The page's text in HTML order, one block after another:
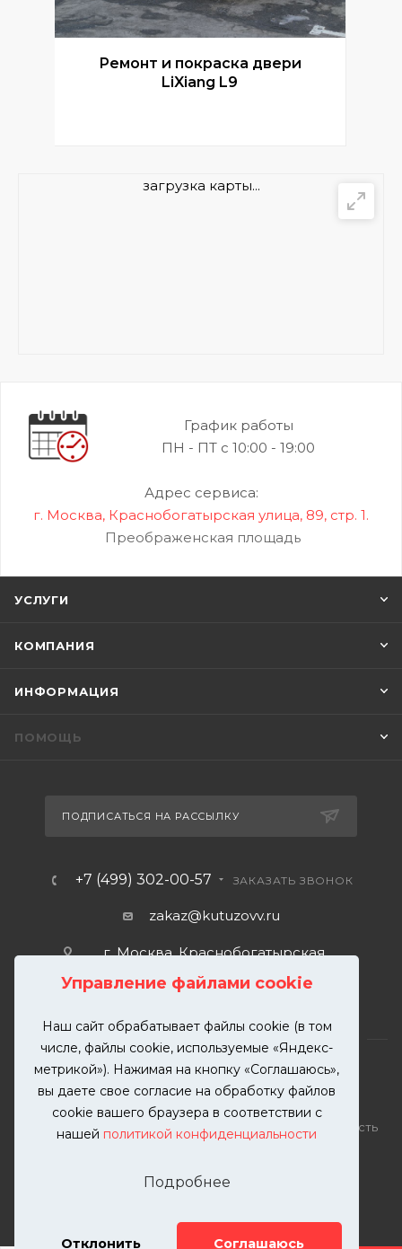
Управление файлами cookie
Наш сайт обрабатывает файлы cookie (в том
числе, файлы cookie, используемые «Яндекс-
метрикой»). Нажимая на кнопку «Соглашаюсь»,
вы даете свое согласие на обработку файлов
cookie вашего браузера в соответствии с
нашей политикой конфиденциальности
Подробнее
Отклонить Соглашаюсь
Ремонт и покраска двери
LiXiang L9
загрузка карты...
График работы
ПН - ПТ с 10:00 - 19:00
Адрес сервиса:
г. Москва, Краснобогатырская улица, 89, стр. 1.
Преображенская площадь
УСЛУГИ
КОМПАНИЯ
ИНФОРМАЦИЯ
ПОМОЩЬ
ПОДПИСАТЬСЯ НА РАССЫЛКУ
+7 (499) 302-00-57 ЗАКАЗАТЬ ЗВОНОК
zakaz@kutuzovv.ru
г. Москва, Краснобогатырская
2026 © KUTUZOVV | Кузовной ремонт и покраска
автомобилей. Вся информация на сайте – собственность
разрешения запрещена. Все права защищены.
Телефон: 8(499)-302-00-57